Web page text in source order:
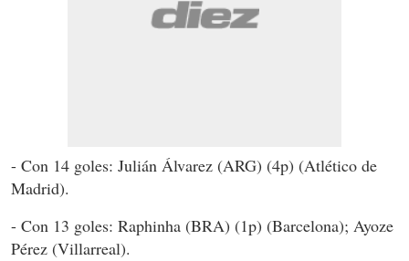
- Con 14 goles: Julián Álvarez (ARG) (4p) (Atlético de
Madrid).
- Con 13 goles: Raphinha (BRA) (1p) (Barcelona); Ayoze
Pérez (Villarreal).